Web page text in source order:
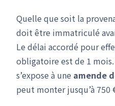
Quelle que soit la
doit être immatriculé
Le délai accordé pour
obligatoire est de 1
s’expose à une amende
peut monter jusqu’à 750